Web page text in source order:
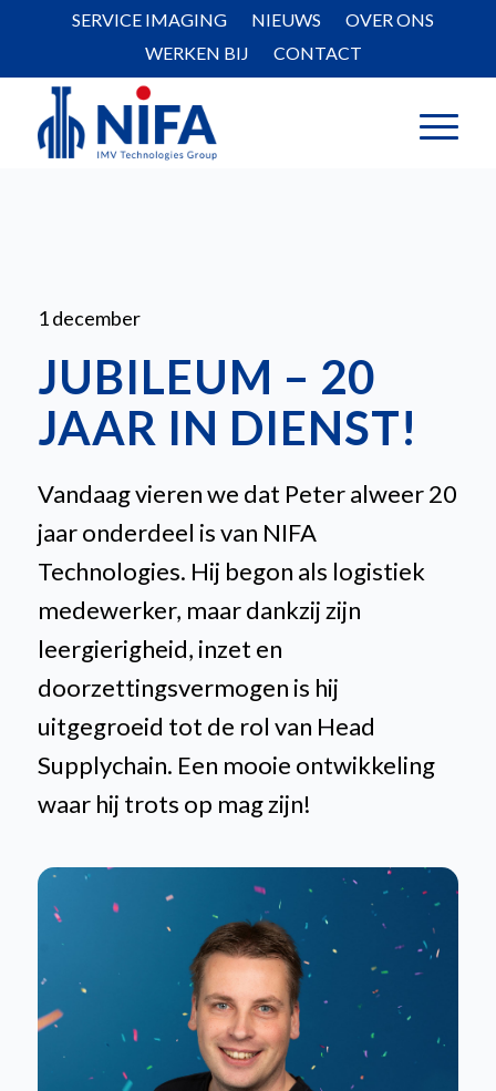
SERVICE IMAGING NIEUWS
OVER ONS
WERKEN BIJ
CONTACT
1 december
JUBILEUM – 20
JAAR IN DIENST!
Vandaag vieren we dat Peter alweer 20
jaar onderdeel is van NIFA
Technologies. Hij begon als logistiek
medewerker, maar dankzij zijn
leergierigheid, inzet en
doorzettingsvermogen is hij
uitgegroeid tot de rol van Head
Supplychain. Een mooie ontwikkeling
waar hij trots op mag zijn!